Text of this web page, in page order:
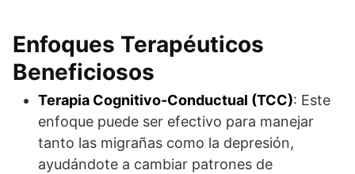
Enfoques Terapéuticos
Beneficiosos
Terapia Cognitivo-Conductual (TCC): Este
enfoque puede ser efectivo para manejar
tanto las migrañas como la depresión,
ayudándote a cambiar patrones de